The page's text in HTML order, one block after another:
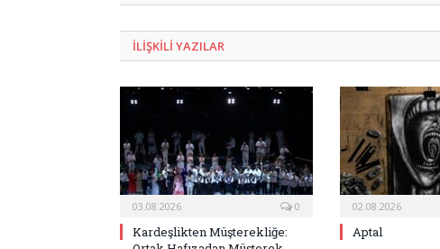
ILIŞKILI YAZILAR
03.08.2026 0
Kardeşlikten Müşterekliğe:
02.08.2026
Aptal